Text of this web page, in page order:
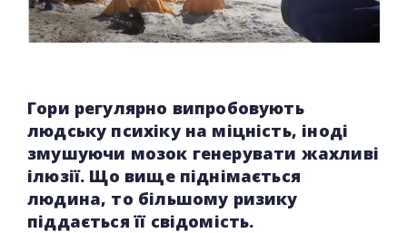
Гори регулярно випробовують
людську психіку на міцність, іноді
змушуючи мозок генерувати жахливі
ілюзії. Що вище піднімається
людина, то більшому ризику
піддається її свідомість.